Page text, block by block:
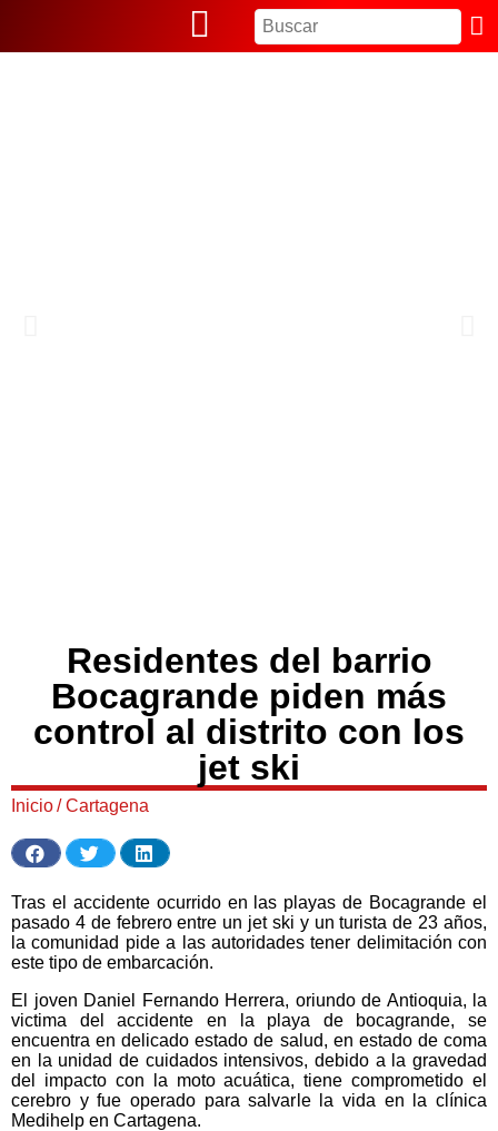
Residentes del barrio
Bocagrande piden más
control al distrito con los
jet ski
Inicio/ Cartagena
Tras el accidente ocurrido en las playas de Bocagrande el
pasado 4 de febrero entre un jet ski y un turista de 23 años,
la comunidad pide a las autoridades tener delimitación con
este tipo de embarcación.
El joven Daniel Fernando Herrera, oriundo de Antioquia, la
victima del accidente en la playa de bocagrande, se
encuentra en delicado estado de salud, en estado de coma
en la unidad de cuidados intensivos, debido a la gravedad
del impacto con la moto acuática, tiene comprometido el
cerebro y fue operado para salvarle la vida en la clínica
Medihelp en Cartagena.